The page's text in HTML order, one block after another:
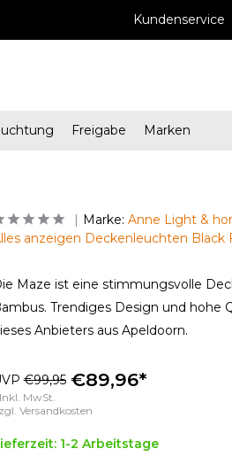
Kundenservice
Freigabe Marken
Marke: Anne Light &
anzeigen Deckenleuchten Black
Maze ist eine stimmungsvolle
Trendiges Design und hohe
Anbieters aus Apeldoorn.
€99,95 €89,96*
MwSt.
Versandkosten
1-2 Arbeitstage